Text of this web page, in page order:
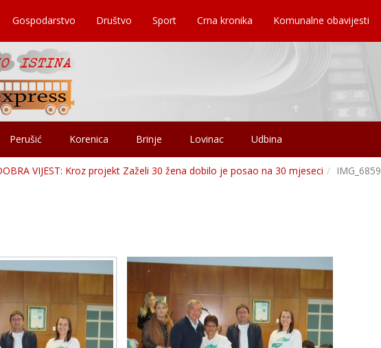
Gospodarstvo Društvo Sport Crna kronika Komunalne obavijesti
Perušić Korenica Brinje Lovinac Udbina
VIJEST: Kroz projekt Zaželi 30 žena dobilo je posao na 30 mjeseci IMG_6859